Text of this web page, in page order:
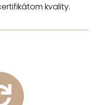
kvality.